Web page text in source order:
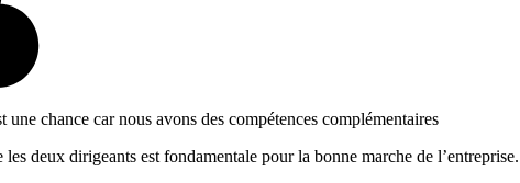
une chance car nous avons des compétences complémentaires
deux dirigeants est fondamentale pour la bonne marche de l’entreprise.